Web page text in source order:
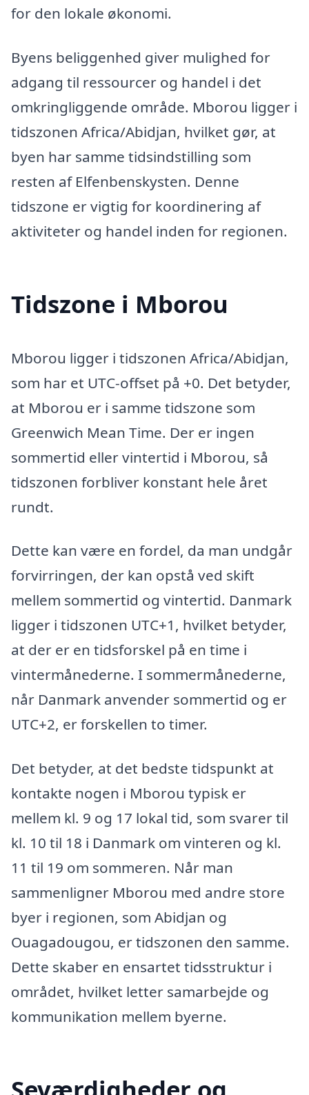
for den lokale økonomi.
Byens beliggenhed giver mulighed for
adgang til ressourcer og handel i det
omkringliggende område. Mborou ligger i
tidszonen Africa/Abidjan, hvilket gør, at
byen har samme tidsindstilling som
resten af Elfenbenskysten. Denne
tidszone er vigtig for koordinering af
aktiviteter og handel inden for regionen.
Tidszone i Mborou
Mborou ligger i tidszonen Africa/Abidjan,
som har et UTC-offset på +0. Det betyder,
at Mborou er i samme tidszone som
Greenwich Mean Time. Der er ingen
sommertid eller vintertid i Mborou, så
tidszonen forbliver konstant hele året
rundt.
Dette kan være en fordel, da man undgår
forvirringen, der kan opstå ved skift
mellem sommertid og vintertid. Danmark
ligger i tidszonen UTC+1, hvilket betyder,
at der er en tidsforskel på en time i
vintermånederne. I sommermånederne,
når Danmark anvender sommertid og er
UTC+2, er forskellen to timer.
Det betyder, at det bedste tidspunkt at
kontakte nogen i Mborou typisk er
mellem kl. 9 og 17 lokal tid, som svarer til
kl. 10 til 18 i Danmark om vinteren og kl.
11 til 19 om sommeren. Når man
sammenligner Mborou med andre store
byer i regionen, som Abidjan og
Ouagadougou, er tidszonen den samme.
Dette skaber en ensartet tidsstruktur i
området, hvilket letter samarbejde og
kommunikation mellem byerne.